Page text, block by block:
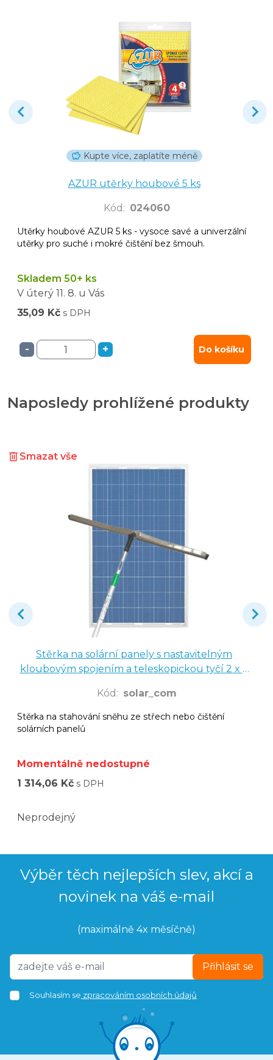
Kupte více, zaplatíte méně
AZUR utěrky houbové 5 ks
Kód : 024060
Utěrky houbové AZUR 5 ks - vysoce savé a univerzální
utěrky pro suché i mokré čištění bez šmouh.
Skladem 50+ ks
V úterý 11. 8. u Vás
35,09 Kč s DPH
- + Do košíku
Naposledy prohlížené produkty
Smazat vše
Stěrka na solární panely s nastavitelným
kloubovým spojením a teleskopickou tyčí 2 x 2
Kód : solar_com
Stěrka na stahování sněhu ze střech nebo čištění
solárních panelů
Momentálně nedostupné
1 314,06 Kč s DPH
Neprodejný
Výběr těch nejlepších slev, akcí a
novinek na váš e-mail
(maximálně 4x měsíčně)
Přihlásit se
Souhlasím se zpracováním osobních údajů